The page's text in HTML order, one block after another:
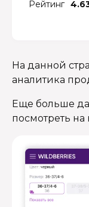
Рейтинг
На данной
аналитика
Еще больше
посмотреть